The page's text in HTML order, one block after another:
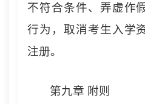
不符合条件、弄虚作
行为，取消考生入学
注册。
第九章 附则